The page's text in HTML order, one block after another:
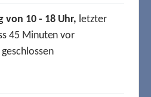
von 10 - 18 Uhr, letzter
45 Minuten vor